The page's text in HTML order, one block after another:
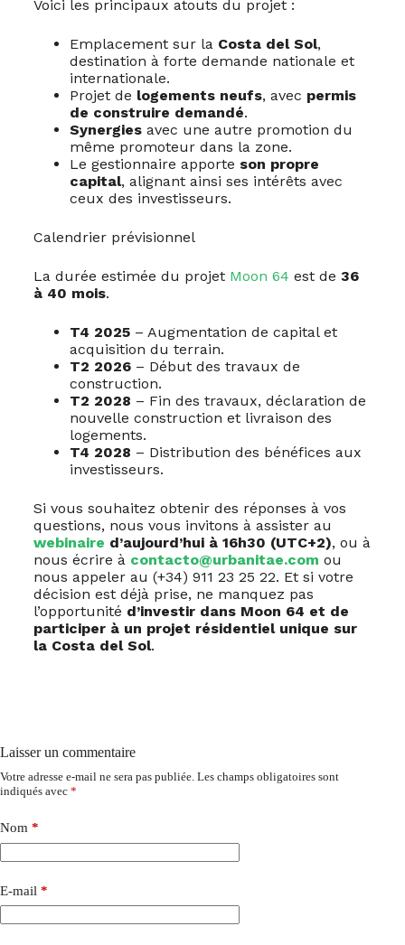
Voici les principaux atouts du projet :
Emplacement sur la Costa del Sol,
destination à forte demande nationale et
internationale.
Projet de logements neufs, avec permis
de construire demandé.
Synergiesavec une autre promotion du
même promoteur dans la zone.
Le gestionnaire apporte son propre
capital, alignant ainsi ses intérêts avec
ceux des investisseurs.
Calendrier prévisionnel
La durée estimée du projet Moon 64 est de 36
à 40 mois.
T4 2025– Augmentation de capital et
acquisition du terrain.
T2 2026– Début des travaux de
construction.
T2 2028 – Fin des travaux, déclaration de
nouvelle construction et livraison des
logements.
T4 2028 – Distribution des bénéfices aux
investisseurs.
Si vous souhaitez obtenir des réponses à vos
questions, nous vous invitons à assister au
webinaire d’aujourd’hui à 16h30 (UTC+2), ou à
nous écrire à contacto@urbanitae.com ou
nous appeler au (+34) 911 23 25 22. Et si votre
décision est déjà prise, ne manquez pas
l’opportunité d’investir dans Moon 64 et de
participer à un projet résidentiel unique sur
la Costa del Sol.
Laisser un commentaire
Votre adresse e-mail ne sera pas publiée. Les champs obligatoires sont
indiqués avec *
Nom *
E-mail *